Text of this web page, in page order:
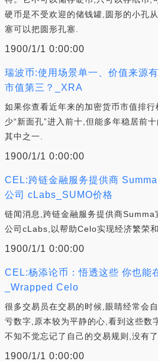
硬币是不受欢迎的储钱罐,圆形的小孔
塞可以把圆形孔塞.
1900/1/1 0:00:00
瑞波币:使用场景单一、价值来源
市值第三？_XRA
如果你查看近年来的加密货币市值排
少“新面孔”进入前十,但能多年稳居前
其中之一.
1900/1/1 0:00:00
CEL:跨链金融服务提供商
公司 cLabs_SUMO价格
链闻消息,跨链金融服务提供商
公司cLabs,以帮助Celo实现经济繁荣
1900/1/1 0:00:00
CEL:杨添论币：悟透这些 你也能
_Wrapped Celo
很多交易员在交易的时候,眼睛经常会
亏数字,原本较为平静的心,看到这些数
不知不觉忘记了自己的交易规则,没有
1900/1/1 0:00:00